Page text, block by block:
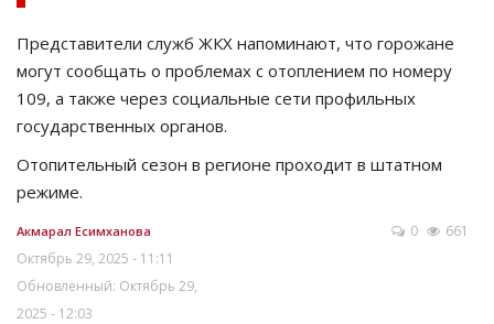
Представители служб ЖКХ напоминают, что горожане
могут сообщать о проблемах с отоплением по номеру
109, а также через социальные сети профильных
государственных органов.
Отопительный сезон в регионе проходит в штатном
режиме.
Акмарал Есимханова
Октябрь 29, 2025 - 11:11
Обновленный: Октябрь 29,
2025 - 12:03
0 661